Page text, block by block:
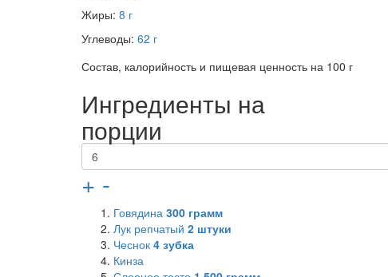
Жиры: 8 г
Углеводы: 62 г
Состав, калорийность и пищевая ценность на 100 г
Ингредиенты на
порции
+ -
Говядина 300 грамм
Лук репчатый 2 штуки
Чеснок 4 зубка
Кинза